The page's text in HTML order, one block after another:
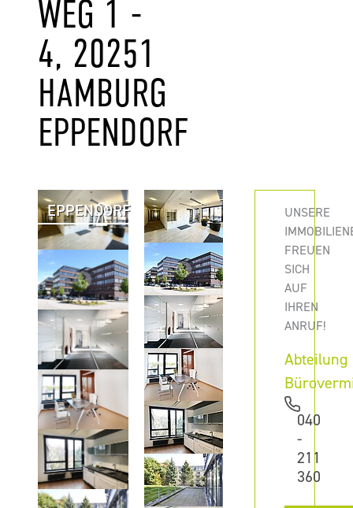
WEG 1 -
4, 20251
HAMBURG
EPPENDORF
EPPENDORF
UNSERE
FREUEN
SICH
AUF
IHREN
ANRUF!
Abteilung
040
-
211
360